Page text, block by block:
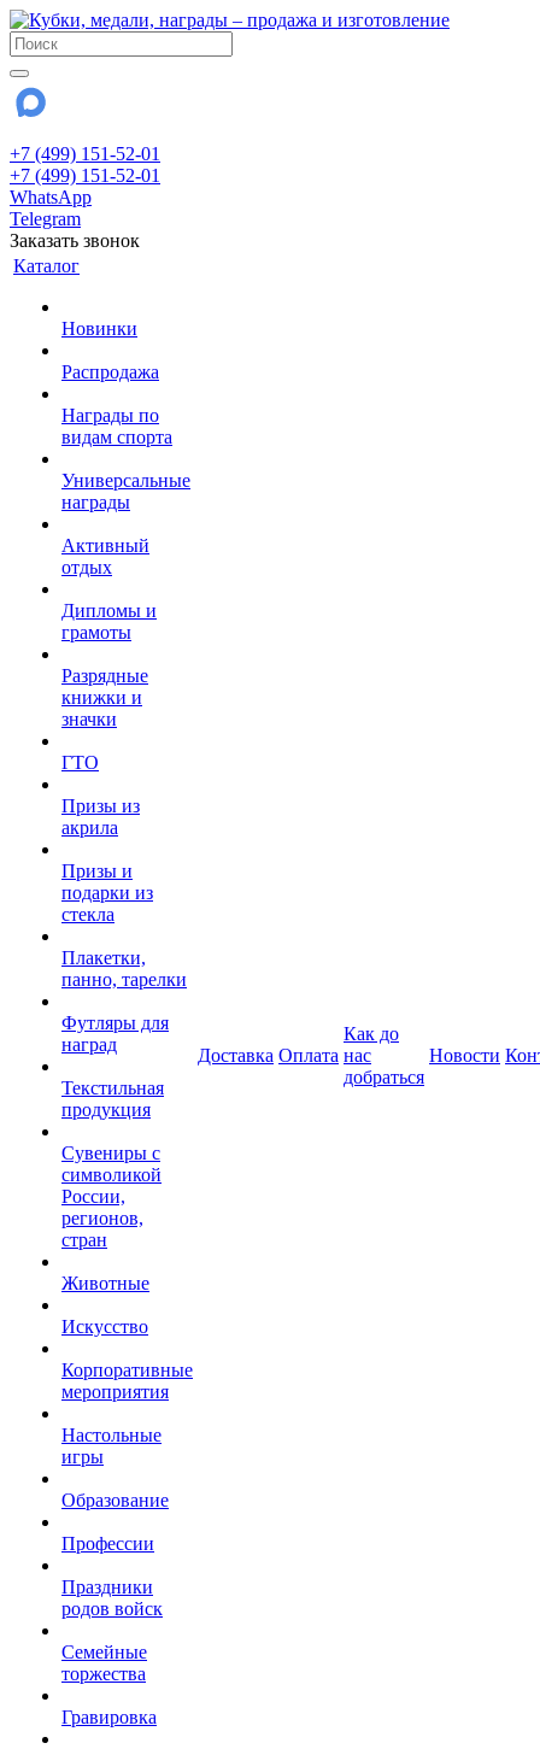
+7 (499) 151-52-01
+7 (499) 151-52-01
WhatsApp
Telegram
Заказать звонок
Каталог
Новинки
Распродажа
Награды по
видам спорта
Универсальные
награды
Активный
отдых
Дипломы и
грамоты
Разрядные
книжки и
значки
ГТО
Призы из
акрила
Призы и
подарки из
стекла
Плакетки,
панно, тарелки
Футляры для
наград
Текстильная
продукция
Сувениры с
символикой
России,
регионов,
стран
Животные
Искусство
Корпоративные
мероприятия
Настольные
игры
Образование
Профессии
Праздники
родов войск
Семейные
торжества
Гравировка
Доставка Оплата
Как до
нас
добраться
Новости